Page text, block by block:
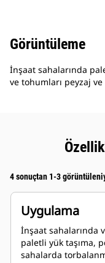
Görüntüleme
İnşaat sahalarında
ve tohumları peyzaj
4 sonuçtan 1-3
Uygulama
İnşaat sahalarında
paletli yük taşıma,
sahalarda